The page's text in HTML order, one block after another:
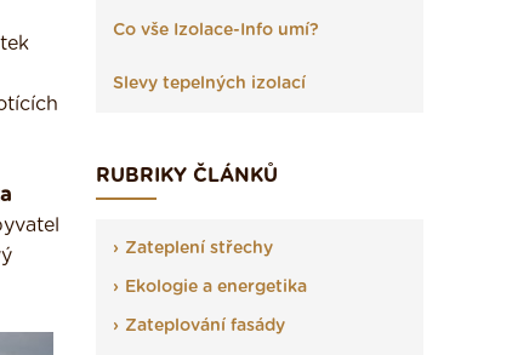
Co vše Izolace-Info umí?
Slevy tepelných izolací
RUBRIKY ČLÁNKŮ
Zateplení střechy
Ekologie a energetika
Zateplování fasády